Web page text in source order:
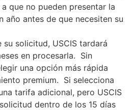
que no pueden presentar la
año antes de que necesiten su
su solicitud, USCIS tardará
en procesarla. Sin
una opción más rápida
premium. Si selecciona
tarifa adicional, pero USCIS
dentro de los 15 días